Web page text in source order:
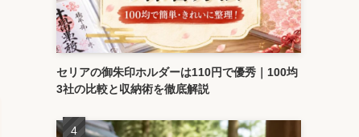
セリアの御朱印ホルダーは110円で優秀｜100均
3社の比較と収納術を徹底解説